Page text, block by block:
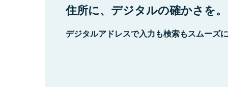
住所に、デジタルの確かさを。
デジタルアドレスで入力も検索もスムーズ